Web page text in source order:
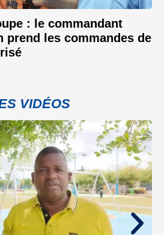
: le commandant
prend les commandes de
VIDÉOS